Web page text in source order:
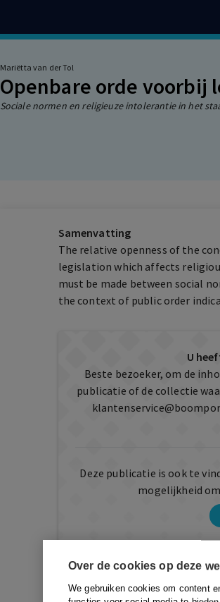
Over de cookies op deze
We gebruiken cookies om content
Mariëtta van der Tol
Openbare orde voorbij
Sociale normen en religieuze intolerantie in het
Samenvatting
The relative openness of the
legislation which affects
must be made between social
the context of public order
U
Beste bezoeker, om de
publicatie of de collectie
Deze publicatie is ook te
mogelijkheid